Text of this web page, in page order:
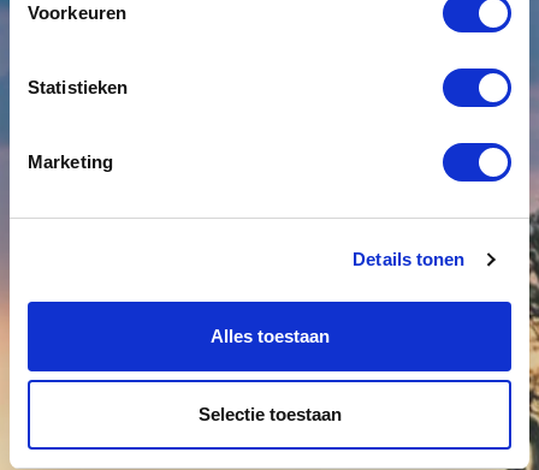
Voorkeuren
Statistieken
Marketing
Details tonen
Alles toestaan
Selectie toestaan